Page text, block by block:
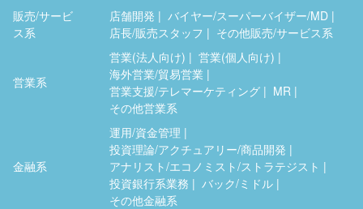
販売/サービ
ス系
店舗開発
バイヤー/スーパーバイザー/MD
店長/販売スタッフ
その他販売/サービス系
営業系
営業(法人向け)
営業(個人向け)
海外営業/貿易営業
営業支援/テレマーケティング
MR
その他営業系
金融系
運用/資金管理
投資理論/アクチュアリー/商品開発
アナリスト/エコノミスト/ストラテジスト
投資銀行系業務
バック/ミドル
その他金融系